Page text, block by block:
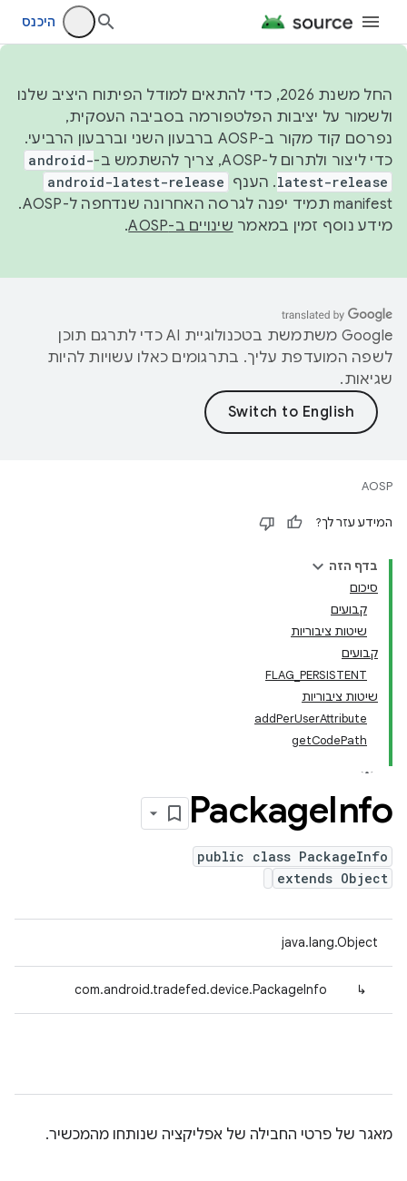
היכנס
החל משנת 2026, כדי להתאים למודל הפיתוח היציב שלנו
ולשמור על יציבות הפלטפורמה בסביבה העסקית,
נפרסם קוד מקור ב-AOSP ברבעון השני וברבעון הרביעי.
כדי ליצור ולתרום ל-AOSP, צריך להשתמש ב-
android-
latest-release. הענף android-latest-release
manifest תמיד יפנה לגרסה האחרונה שנדחפה ל-AOSP.
מידע נוסף זמין במאמר שינויים ב-AOSP .
‫Google משתמשת בטכנולוגיית AI כדי לתרגם תוכן
לשפה המועדפת עליך. בתרגומים כאלו עשויות להיות
שגיאות.
AOSP
המידע עזר לך?
בדף הזה
סיכום
קבועים
שיטות ציבוריות
קבועים
FLAG_PERSISTENT
שיטות ציבוריות
addPerUserAttribute
getCodePath
PackageInfo
public class PackageInfo
extends Object
java.lang.Object
↳
com.android.tradefed.device.PackageInfo
מאגר של פרטי החבילה של אפליקציה שנותחו מהמכשיר.